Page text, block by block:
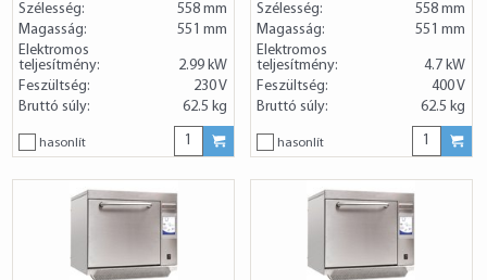
Szélesség:
558 mm
Magasság:
551 mm
Elektromos
teljesítmény:
2.99 kW
Feszültség:
230 V
Bruttó súly:
62.5 kg
hasonlít
Szélesség:
558 mm
Magasság:
551 mm
Elektromos
teljesítmény:
4.7 kW
Feszültség:
400 V
Bruttó súly:
62.5 kg
hasonlít